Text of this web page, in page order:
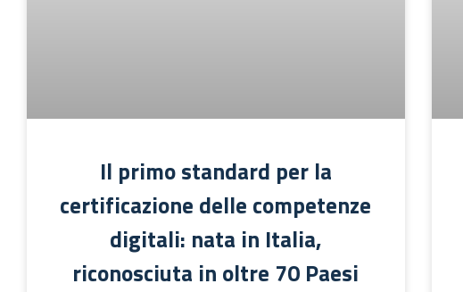
Il primo standard per la
certificazione delle competenze
digitali: nata in Italia,
riconosciuta in oltre 70 Paesi